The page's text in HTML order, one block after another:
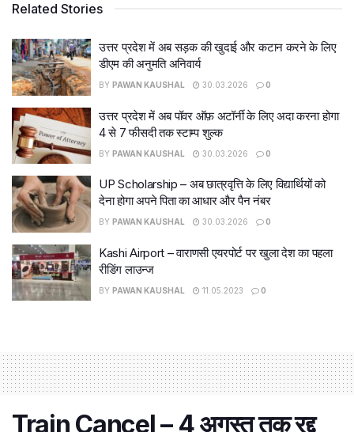
Related Stories
उत्तर प्रदेश में अब सड़क की खुदाई और कटान करने के लिए
डीएम की अनुमति अनिवार्य
BY PAWAN KAUSHAL 30.03.2026 0
उत्तर प्रदेश में अब पॉवर ऑफ़ अटॉर्नी के लिए अदा करना होगा
4 से 7 फीसदी तक स्टाम्प शुल्क
BY PAWAN KAUSHAL 30.03.2026 0
UP Scholarship – अब छात्रवृत्ति के लिए विद्यार्थियों को
देना होगा अपने पिता का आधार और पैन नंबर
BY PAWAN KAUSHAL 30.03.2026 0
Kashi Airport – वाराणसी एयरपोर्ट पर खुला देश का पहला
रीडिंग लाउन्ज
BY PAWAN KAUSHAL 11.05.2023 0
Train Cancel – 4 अगस्त तक रद्द